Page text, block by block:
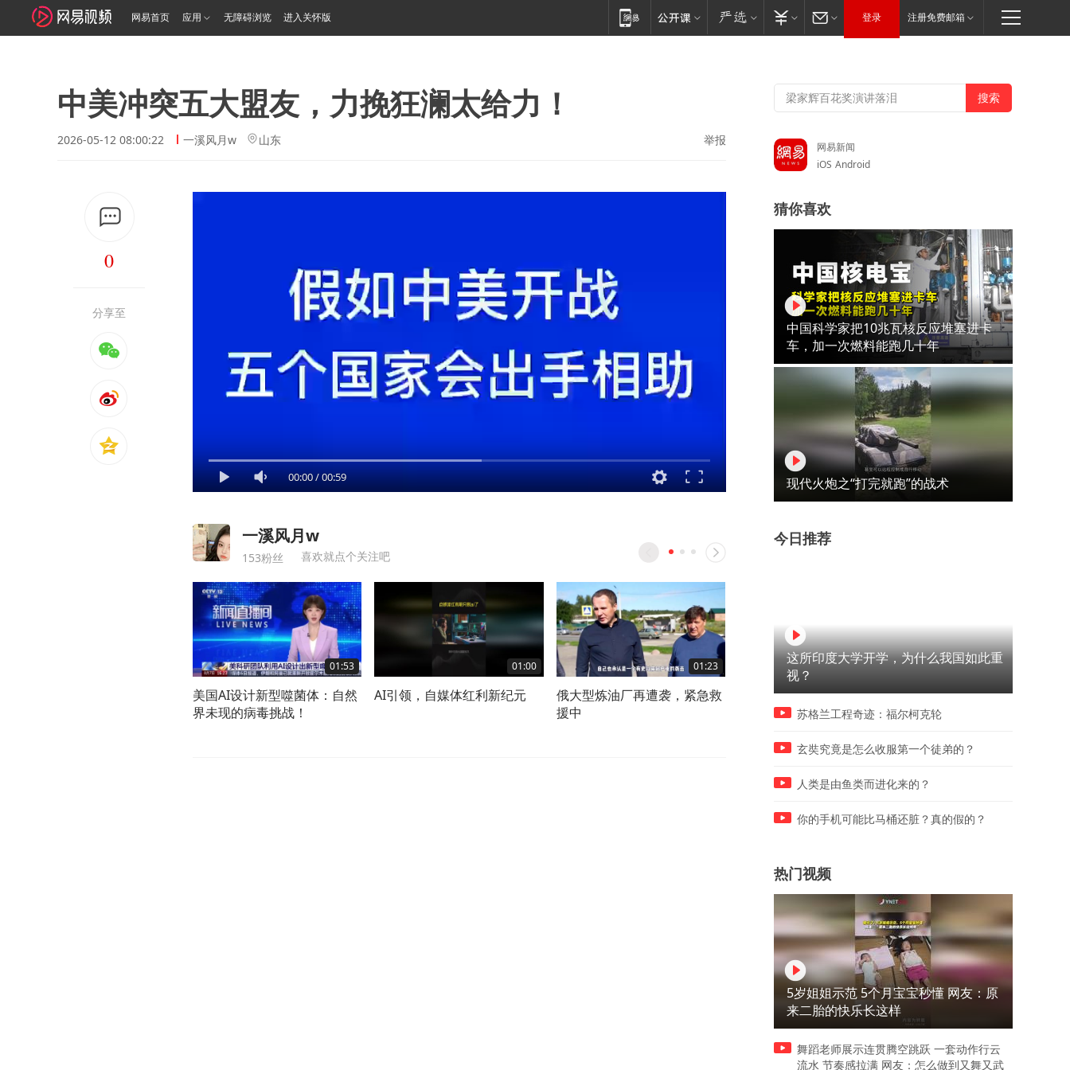
网易首页 应用 无障碍浏览 进入关怀版 登录 注册免费邮箱
中美冲突五大盟友，力挽狂澜太给力！
2026-05-12 08:00:22 一溪风月w 山东 举报
0
分享至
00:00/00:59
一溪风月w
153粉丝 喜欢就点个关注吧
01:53
美国AI设计新型噬菌体：自然
界未现的病毒挑战！
01:00
AI引领，自媒体红利新纪元
01:23
俄大型炼油厂再遭袭，紧急救
援中
02:34
绝地反击！张本智和43险胜，
决赛再现巅峰对决
乌军连炸两夜，俄炼厂面临
溃边缘？_3
网易新闻
iOS Android
猜你喜欢
中国科学家把10兆瓦核反应堆塞进卡
车，加一次燃料能跑几十年
现代火炮之“打完就跑”的战术
今日推荐
这所印度大学开学，为什么我国如此重
视？
苏格兰工程奇迹：福尔柯克轮
玄奘究竟是怎么收服第一个徒弟的？
人类是由鱼类而进化来的？
你的手机可能比马桶还脏？真的假的？
热门视频
5岁姐姐示范 5个月宝宝秒懂 网友：原
来二胎的快乐长这样
舞蹈老师展示连贯腾空跳跃 一套动作行云
流水 节奏感拉满 网友：怎么做到又舞又武